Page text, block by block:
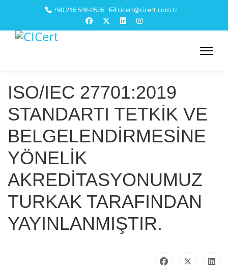
+90 216 546 0526 cicert@cicert.com.tr
ISO/IEC 27701:2019
STANDARTI TETKİK VE
BELGELENDİRMESİNE
YÖNELİK
AKREDİTASYONUMUZ
TURKAK TARAFINDAN
YAYINLANMIŞTIR.